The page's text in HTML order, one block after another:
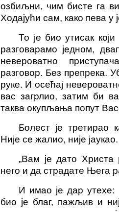
озбиљни, чим бисте га
Ходајући сам, како пева у
То је био утисак
разговарамо једном,
невероватно
разговор. Без препрека.
руке. И осећај
вас загрлио, затим би
таква окупљања попут Ва
Болест је третирао
Није се жалио, није јаукао.
„Вам је дато
него и да страдате Њега
И имао је дар утехе:
био је благ, пажљив и н